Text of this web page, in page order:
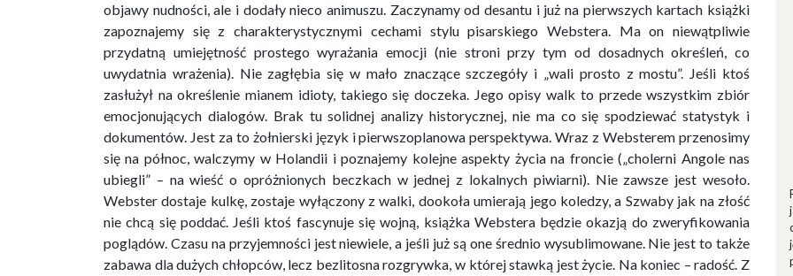
objawy nudności, ale i dodały nieco animuszu. Zaczynamy od desantu i już na pierwszych kartach książki
zapoznajemy się z charakterystycznymi cechami stylu pisarskiego Webstera. Ma on niewątpliwie
przydatną umiejętność prostego wyrażania emocji (nie stroni przy tym od dosadnych określeń, co
uwydatnia wrażenia). Nie zagłębia się w mało znaczące szczegóły i „wali prosto z mostu”. Jeśli ktoś
zasłużył na określenie mianem idioty, takiego się doczeka. Jego opisy walk to przede wszystkim zbiór
emocjonujących dialogów. Brak tu solidnej analizy historycznej, nie ma co się spodziewać statystyk i
dokumentów. Jest za to żołnierski język i pierwszoplanowa perspektywa. Wraz z Websterem przenosimy
się na północ, walczymy w Holandii i poznajemy kolejne aspekty życia na froncie („cholerni Angole nas
ubiegli” – na wieść o opróżnionych beczkach w jednej z lokalnych piwiarni). Nie zawsze jest wesoło.
Webster dostaje kulkę, zostaje wyłączony z walki, dookoła umierają jego koledzy, a Szwaby jak na złość
nie chcą się poddać. Jeśli ktoś fascynuje się wojną, książka Webstera będzie okazją do zweryfikowania
poglądów. Czasu na przyjemności jest niewiele, a jeśli już są one średnio wysublimowane. Nie jest to także
zabawa dla dużych chłopców, lecz bezlitosna rozgrywka, w której stawką jest życie. Na koniec – radość. Z